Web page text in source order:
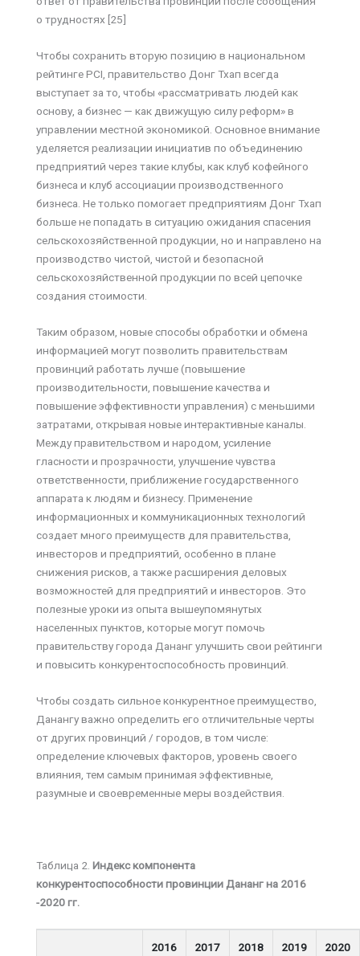
о трудностях [25]
Чтобы сохранить вторую позицию в национальном
рейтинге PCI, правительство Донг Тхап всегда
выступает за то, чтобы «рассматривать людей как
основу, а бизнес — как движущую силу реформ» в
управлении местной экономикой. Основное внимание
уделяется реализации инициатив по объединению
предприятий через такие клубы, как клуб кофейного
бизнеса и клуб ассоциации производственного
бизнеса. Не только помогает предприятиям Донг Тхап
больше не попадать в ситуацию ожидания спасения
сельскохозяйственной продукции, но и направлено на
производство чистой, чистой и безопасной
сельскохозяйственной продукции по всей цепочке
создания стоимости.
Таким образом, новые способы обработки и обмена
информацией могут позволить правительствам
провинций работать лучше (повышение
производительности, повышение качества и
повышение эффективности управления) с меньшими
затратами, открывая новые интерактивные каналы.
Между правительством и народом, усиление
гласности и прозрачности, улучшение чувства
ответственности, приближение государственного
аппарата к людям и бизнесу. Применение
информационных и коммуникационных технологий
создает много преимуществ для правительства,
инвесторов и предприятий, особенно в плане
снижения рисков, а также расширения деловых
возможностей для предприятий и инвесторов. Это
полезные уроки из опыта вышеупомянутых
населенных пунктов, которые могут помочь
правительству города Дананг улучшить свои рейтинги
и повысить конкурентоспособность провинций.
Чтобы создать сильное конкурентное преимущество,
Данангу важно определить его отличительные черты
от других провинций / городов, в том числе:
определение ключевых факторов, уровень своего
влияния, тем самым принимая эффективные,
разумные и своевременные меры воздействия.
Таблица 2. Индекс компонента
конкурентоспособности провинции Дананг на 2016
-2020 гг.
2016 2017 2018 2019 2020